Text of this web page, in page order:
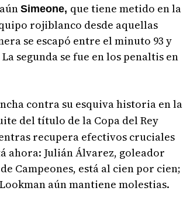
Simeone, que tiene metido en la
rojiblanco desde aquellas
se escapó entre el minuto 93 y
segunda se fue en los penaltis en
contra su esquiva historia en la
del título de la Copa del Rey
recupera efectivos cruciales
ahora: Julián Álvarez, goleador
Campeones, está al cien por cien;
aún mantiene molestias.